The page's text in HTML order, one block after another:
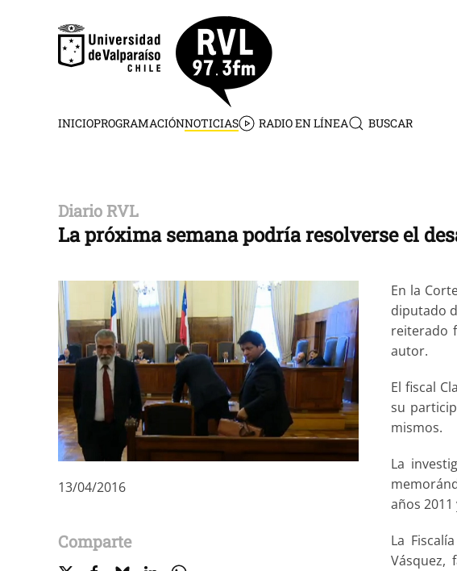
Skip to main content
INICIOPROGRAMACIÓNNOTICIAS RADIO EN LÍNEA BUSCAR
Diario RVL
La próxima semana podría resolverse el
13/04/2016
Comparte
En la
diputado
reiterado
autor.
El fiscal
su
mismos.
La
años
La
Vásquez,